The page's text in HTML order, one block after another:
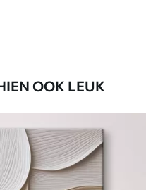
OOK LEUK